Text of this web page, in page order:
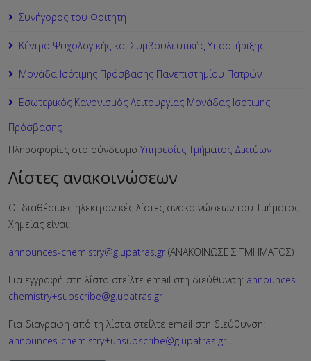
Συνήγορος του Φοιτητή
Κέντρο Ψυχολογικής και Συμβουλευτικής Υποστήριξης
Μονάδα Ισότιμης Πρόσβασης Πανεπιστημίου Πατρών
Εσωτερικός Κανονισμός Λειτουργίας Μονάδας Ισότιμης
Πρόσβασης
Πληροφορίες στο σύνδεσμο Υπηρεσίες Τμήματος Δικτύων
Λίστες ανακοινώσεων
Οι διαθέσιμες ηλεκτρονικές λίστες ανακοινώσεων του Τμήματος
Χημείας είναι:
announces-chemistry@g.upatras.gr (ΑΝΑΚΟΙΝΩΣΕΙΣ ΤΜΗΜΑΤΟΣ)
Για εγγραφή στη λίστα στείλτε email στη διεύθυνση: announces-
chemistry+subscribe@g.upatras.gr
Για διαγραφή από τη λίστα στείλτε email στη διεύθυνση:
announces-chemistry+unsubscribe@g.upatras.gr...